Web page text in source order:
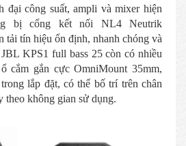
đại công suất, ampli và mixer hiện
bị cổng kết nối NL4 Neutrik
tải tín hiệu ổn định, nhanh chóng và
JBL KPS1 full bass 25 còn có nhiều
cắm gắn cực OmniMount 35mm,
lắp đặt, có thể bố trí trên chân
theo không gian sử dụng.